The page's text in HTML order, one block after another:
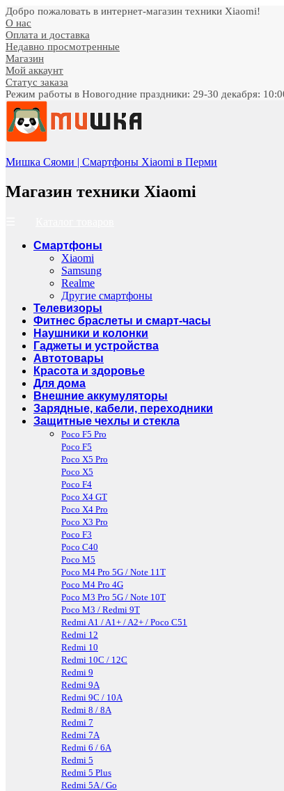
Добро пожаловать в интернет-магазин техники Xiaomi!
О нас
Оплата и доставка
Недавно просмотренные
Магазин
Мой аккаунт
Статус заказа
Режим работы в Новогодние праздники: 29-30 декабря:
Мишка Сяоми | Смартфоны Xiaomi в Перми
Магазин техники Xiaomi
Смартфоны
Xiaomi
Samsung
Realme
Другие смартфоны
Телевизоры
Фитнес браслеты и смарт-часы
Наушники и колонки
Гаджеты и устройства
Автотовары
Красота и здоровье
Для дома
Внешние аккумуляторы
Зарядные, кабели, переходники
Защитные чехлы и стекла
Poco F5 Pro
Poco F5
Poco X5 Pro
Poco X5
Poco F4
Poco X4 GT
Poco X4 Pro
Poco X3 Pro
Poco F3
Poco C40
Poco M5
Poco M4 Pro 5G / Note 11T
Poco M4 Pro 4G
Poco M3 Pro 5G / Note 10T
Poco M3 / Redmi 9T
Redmi A1 / A1+ / A2+ / Poco C51
Redmi 12
Redmi 10
Redmi 10C / 12C
Redmi 9
Redmi 9A
Redmi 9C / 10A
Redmi 8 / 8A
Redmi 7
Redmi 7A
Redmi 6 / 6A
Redmi 5
Redmi 5 Plus
Redmi 5A / Go